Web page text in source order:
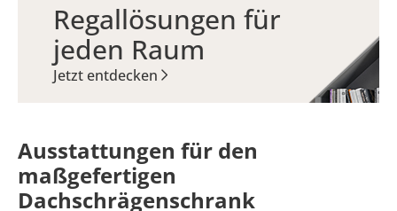
Regallösungen für
jeden Raum
Jetzt entdecken
Ausstattungen für den
maßgefertigen
Dachschrägenschrank